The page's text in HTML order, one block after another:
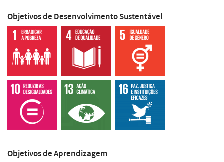
Objetivos de Desenvolvimento Sustentável
Objetivos de Aprendizagem